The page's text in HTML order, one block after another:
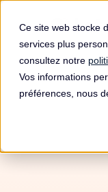
Ce site web stocke
services plus
consultez notre
Vos informations
préférences, nous